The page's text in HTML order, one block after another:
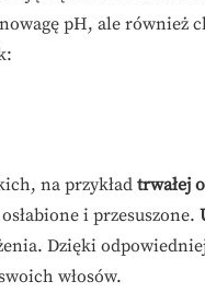
pH, ale również
na przykład trwałej
i przesuszone.
Dzięki
włosów.